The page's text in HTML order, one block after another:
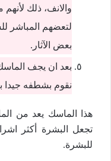
والانف، ذلك
لتعضهم المباشر
بعض الآثار.
بعد ان يجف
نقوم بشطفه جيدا
هذا الماسك يعد من
تجعل البشرة أكثر
للبشرة.